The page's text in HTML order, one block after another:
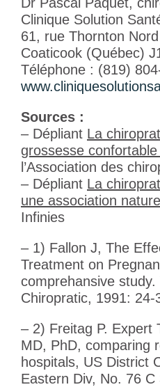
Clinique Solution
61, rue Thornton Nord
Coaticook (Québec)
Téléphone : (819)
Sources :
– Dépliant La
grossesse
l’Association des
– Dépliant La
une association
Infinies
– 1) Fallon J, The
Treatment on
comprehansive
Chiropratic, 1991: 24-
– 2) Freitag P. Expert
MD, PhD, comparing
hospitals, US District
Eastern Div, No. 76